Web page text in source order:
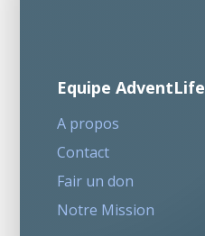
Equipe AdventLife
A propos
Contact
Fair un don
Notre Mission